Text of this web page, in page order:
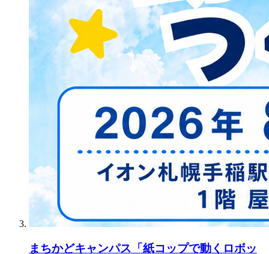
まちかどキャンパス「紙コップで動くロボッ